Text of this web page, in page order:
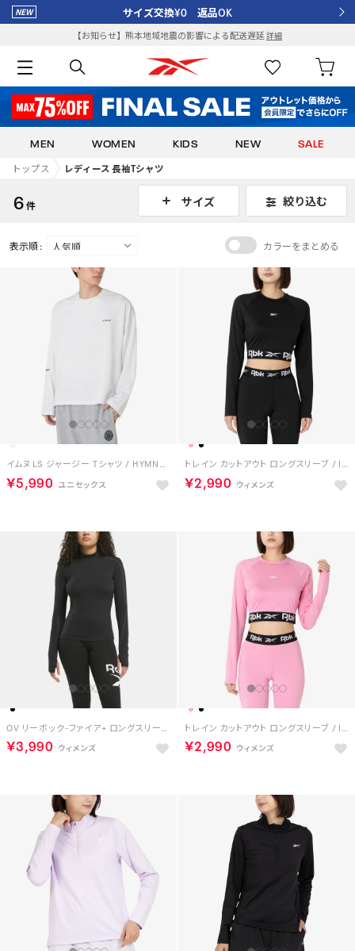
サイズ交換¥0 返品OK
【お知らせ】熊本地域地震の影響による配送遅延詳細
MEN WOMEN KIDS NEW SALE
トップス レディース 長袖Tシャツ
6件 サイズ 絞り込む
表示順 : カラーをまとめる
イムヌ LS ジャージー Tシャツ / HYMNE LS JERSEY TEE （ホワイト）
￥5,990
トレイン カットアウト ロングスリーブ / ID TRAIN CUTOUT LONG SLEEVE （ブラック）
￥2,990
OV リーボック-ファイア+ ロングスリーブ / OV RBK-FIRE+ LONGSLEEVE （ブラック）
￥3,990
トレイン カットアウト ロングスリーブ / ID TRAIN CUTOUT LONG SLEEVE （ピンク）
￥2,990